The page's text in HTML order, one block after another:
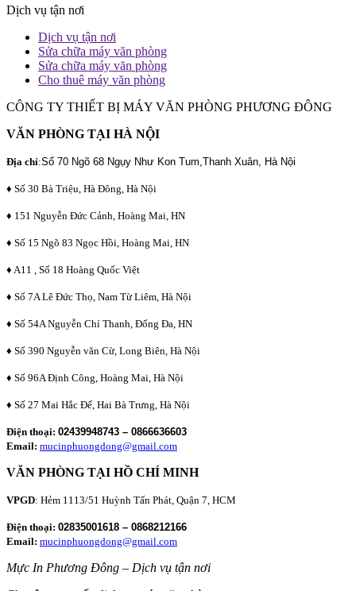
Dịch vụ tận nơi
Dịch vụ tận nơi
Sửa chữa máy văn phòng
Sửa chữa máy văn phòng
Cho thuê máy văn phòng
CÔNG TY THIẾT BỊ MÁY VĂN PHÒNG PHƯƠNG ĐÔNG
VĂN PHÒNG TẠI HÀ NỘI
Địa chỉ:Số 70 Ngõ 68 Ngụy Như Kon Tum,Thanh Xuân, Hà Nội
♦ Số 30 Bà Triệu, Hà Đông, Hà Nội
♦ 151 Nguyễn Đức Cảnh, Hoàng Mai, HN
♦ Số 15 Ngõ 83 Ngọc Hồi, Hoàng Mai, HN
♦ A11 , Số 18 Hoàng Quốc Việt
♦ Số 7A Lê Đức Thọ, Nam Từ Liêm, Hà Nội
♦ Số 54A Nguyễn Chí Thanh, Đống Đa, HN
♦ Số 390 Nguyễn văn Cừ, Long Biên, Hà Nội
♦ Số 96A Định Công, Hoàng Mai, Hà Nội
♦ Số 27 Mai Hắc Đế, Hai Bà Trưng, Hà Nội
Điện thoại: 02439948743 – 0866636603
Email: mucinphuongdong@gmail.com
VĂN PHÒNG TẠI HỒ CHÍ MINH
VPGD: Hẻm 1113/51 Huỳnh Tấn Phát, Quận 7, HCM
Điện thoại: 02835001618 – 0868212166
Email: mucinphuongdong@gmail.com
Mực In Phương Đông – Dịch vụ tận nơi